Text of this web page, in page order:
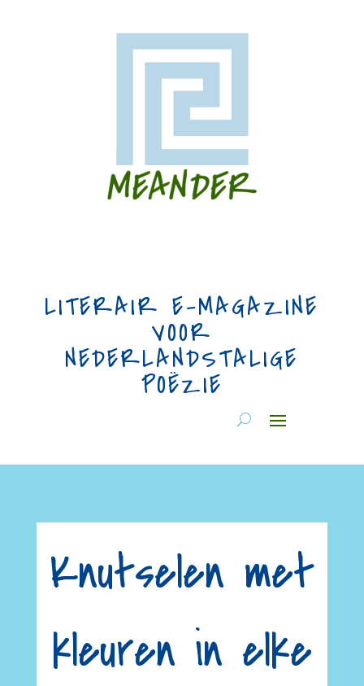
LITERAIR E-MAGAZINE
VOOR
NEDERLANDSTALIGE
POËZIE
Knutselen met
kleuren in elke